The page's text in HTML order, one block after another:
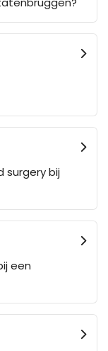
surgery bij
een